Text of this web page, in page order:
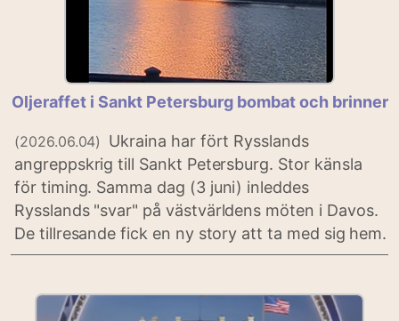
Oljeraffet i Sankt Petersburg bombat och brinner
(2026.06.04) Ukraina har fört Rysslands
angreppskrig till Sankt Petersburg. Stor känsla
för timing. Samma dag (3 juni) inleddes
Rysslands "svar" på västvärldens möten i Davos.
De tillresande fick en ny story att ta med sig hem.